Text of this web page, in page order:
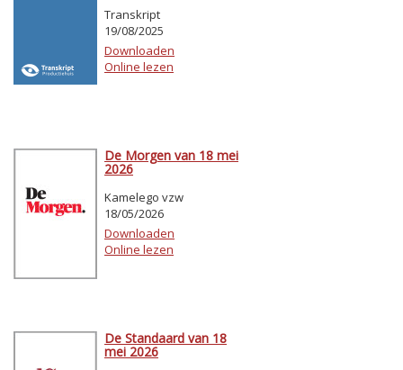
Transkript
19/08/2025
Downloaden
Online lezen
De Morgen van 18 mei
2026
Kamelego vzw
18/05/2026
Downloaden
Online lezen
De Standaard van 18
mei 2026